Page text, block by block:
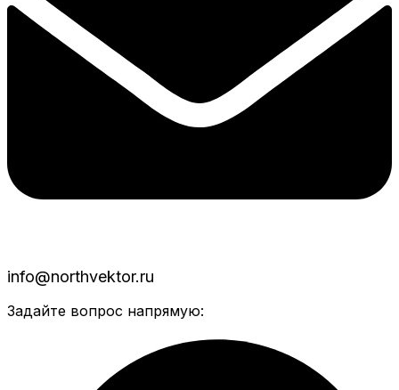
info@northvektor.ru
Задайте вопрос напрямую: